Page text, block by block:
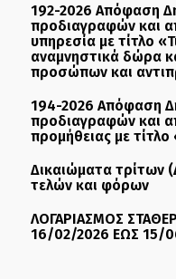
192-2026 Απόφαση
προδιαγραφών και
υπηρεσία με τίτλο
αναμνηστικά δώρα
προσώπων και
194-2026 Απόφαση
προδιαγραφών και
προμήθειας με
Δικαιώματα τρίτων
τελών και φόρων
ΛΟΓΑΡΙΑΣΜΟΣ
16/02/2026 ΕΩΣ 15/